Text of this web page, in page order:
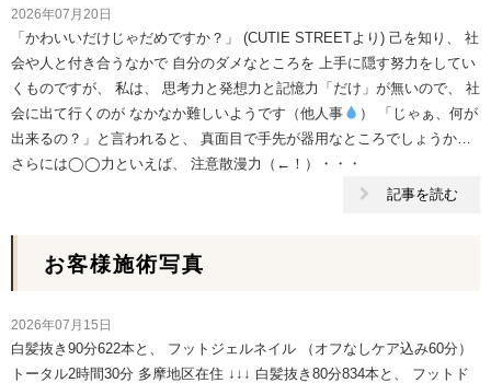
2026年07月20日
「かわいいだけじゃだめですか？」 (CUTIE STREETより) 己を知り、 社
会や人と付き合うなかで 自分のダメなところを 上手に隠す努力をしてい
くものですが、 私は、 思考力と発想力と記憶力「だけ」が無いので、 社
会に出て行くのが なかなか難しいようです（他人事
） 「じゃぁ、何が
出来るの？」と言われると、 真面目で手先が器用なところでしょうか…
さらには◯◯力といえば、 注意散漫力（←！）・・・
記事を読む
お客様施術写真
2026年07月15日
白髪抜き90分622本と、 フットジェルネイル （オフなしケア込み60分）
トータル2時間30分 多摩地区在住 ↓↓↓ 白髪抜き80分834本と、 フットド